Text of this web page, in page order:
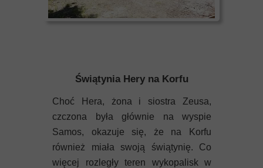
Świątynia Hery na Korfu
Choć Hera, żona i siostra Zeusa,
czczona była głównie na wyspie
Samos, okazuje się, że na Korfu
również miała swoją świątynię. Co
więcej rozległy teren wykopalisk w